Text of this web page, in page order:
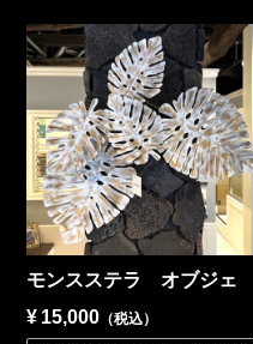
モンスステラ オブジェ
¥ 15,000 （税込）